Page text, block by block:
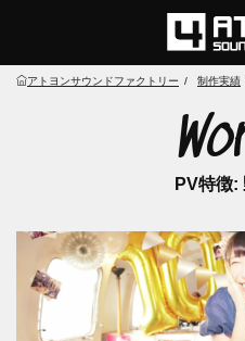
アトヨンサウンドファクトリー 制作実績
PV特徴: